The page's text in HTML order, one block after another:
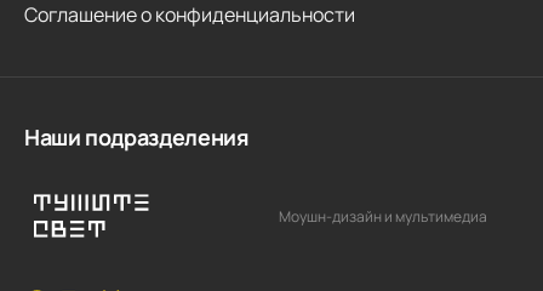
Соглашение о конфиденциальности
Наши подразделения
Моушн-дизайн и мультимедиа